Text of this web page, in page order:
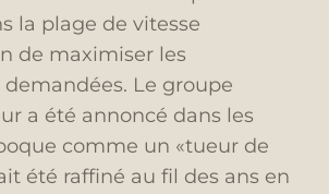
la plage de vitesse
de maximiser les
Le groupe
a été annoncé dans les
comme un «tueur de
été raffiné au fil des ans en